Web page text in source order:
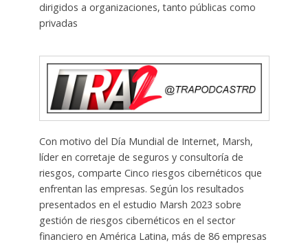
dirigidos a organizaciones, tanto públicas como
privadas
Con motivo del Día Mundial de Internet, Marsh,
líder en corretaje de seguros y consultoría de
riesgos, comparte Cinco riesgos cibernéticos que
enfrentan las empresas. Según los resultados
presentados en el estudio Marsh 2023 sobre
gestión de riesgos cibernéticos en el sector
financiero en América Latina, más de 86 empresas